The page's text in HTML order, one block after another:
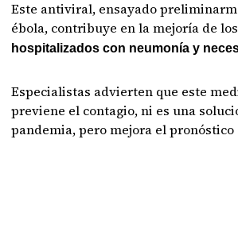
Este antiviral, ensayado
ébola, contribuye en la mejoría de los
hospitalizados con neumonía y
Especialistas advierten que este
previene el contagio, ni es una
pandemia, pero mejora el